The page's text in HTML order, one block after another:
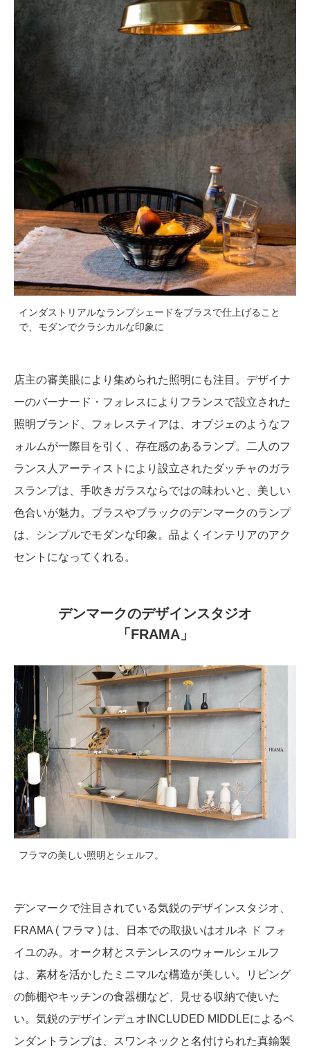
インダストリアルなランプシェードをブラスで仕上げること
で、モダンでクラシカルな印象に
店主の審美眼により集められた照明にも注目。デザイナ
ーのバーナード・フォレスによりフランスで設立された
照明ブランド、フォレスティアは、オブジェのようなフ
ォルムが一際目を引く、存在感のあるランプ。二人のフ
ランス人アーティストにより設立されたダッチャのガラ
スランプは、手吹きガラスならではの味わいと、美しい
色合いが魅力。ブラスやブラックのデンマークのランプ
は、シンプルでモダンな印象。品よくインテリアのアク
セントになってくれる。
デンマークのデザインスタジオ
「FRAMA」
フラマの美しい照明とシェルフ。
デンマークで注目されている気鋭のデザインスタジオ、
FRAMA ( フラマ ) は、日本での取扱いはオルネ ド フォ
イユのみ。オーク材とステンレスのウォールシェルフ
は、素材を活かしたミニマルな構造が美しい。リビング
の飾棚やキッチンの食器棚など、見せる収納で使いた
い。気鋭のデザインデュオINCLUDED MIDDLEによるペ
ンダントランプは、スワンネックと名付けられた真鍮製